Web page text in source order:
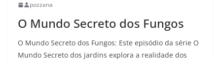
pozzana
O Mundo Secreto dos Fungos
O Mundo Secreto dos Fungos: Este episódio da série O
Mundo Secreto dos jardins explora a realidade dos